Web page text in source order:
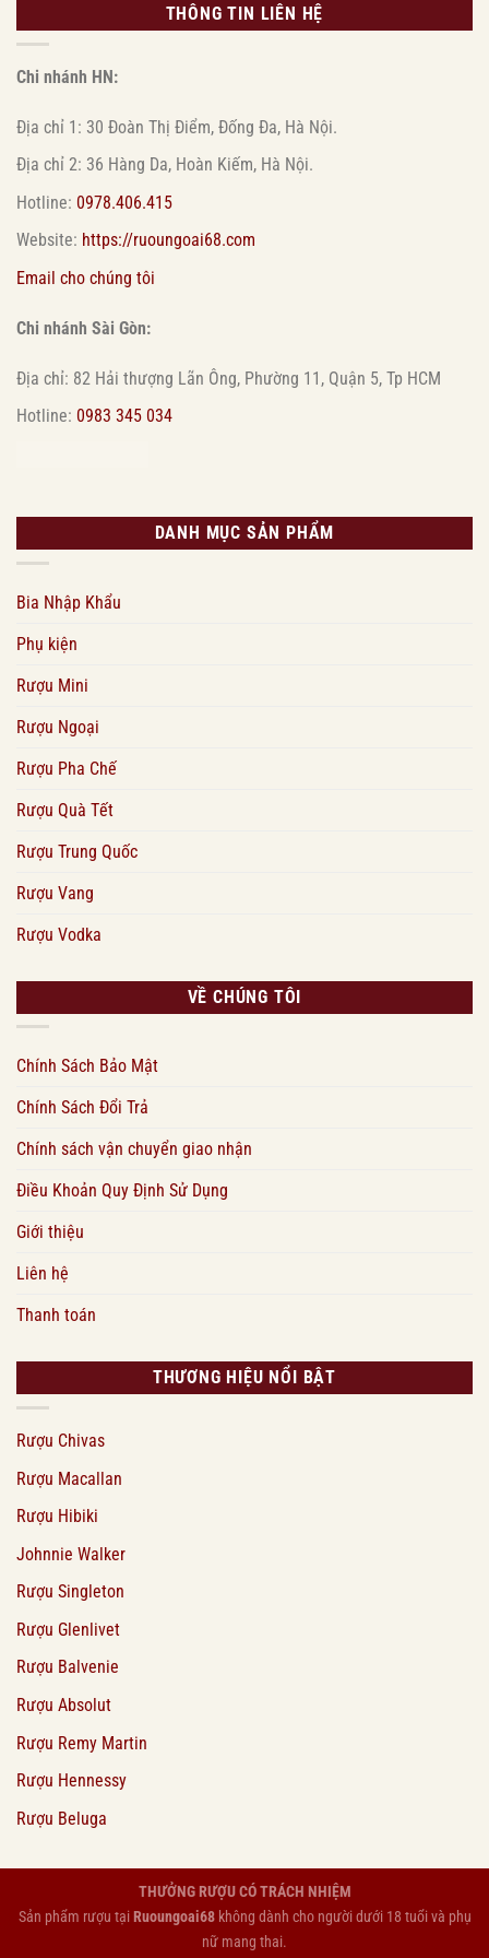
THÔNG TIN LIÊN HỆ
Chi nhánh HN:
Địa chỉ 1: 30 Đoàn Thị Điểm, Đống Đa, Hà Nội.
Địa chỉ 2: 36 Hàng Da, Hoàn Kiếm, Hà Nội.
Hotline: 0978.406.415
Website: https://ruoungoai68.com
Email cho chúng tôi
Chi nhánh Sài Gòn:
Địa chỉ: 82 Hải thượng Lãn Ông, Phường 11, Quận 5, Tp HCM
Hotline: 0983 345 034
DANH MỤC SẢN PHẨM
Bia Nhập Khẩu
Phụ kiện
Rượu Mini
Rượu Ngoại
Rượu Pha Chế
Rượu Quà Tết
Rượu Trung Quốc
Rượu Vang
Rượu Vodka
VỀ CHÚNG TÔI
Chính Sách Bảo Mật
Chính Sách Đổi Trả
Chính sách vận chuyển giao nhận
Điều Khoản Quy Định Sử Dụng
Giới thiệu
Liên hệ
Thanh toán
THƯƠNG HIỆU NỔI BẬT
Rượu Chivas
Rượu Macallan
Rượu Hibiki
Johnnie Walker
Rượu Singleton
Rượu Glenlivet
Rượu Balvenie
Rượu Absolut
Rượu Remy Martin
Rượu Hennessy
Rượu Beluga
THƯỞNG RƯỢU CÓ TRÁCH NHIỆM
Sản phẩm rượu tạiRuoungoai68không dành cho người dưới 18 tuổi và phụ
nữ mang thai.